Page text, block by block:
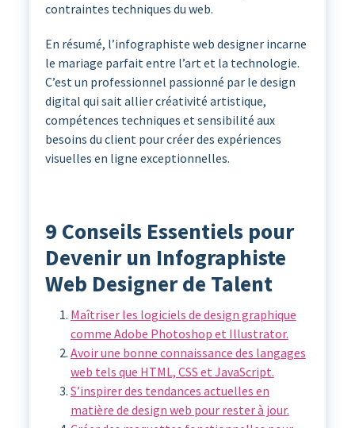
contraintes techniques du web.
En résumé, l’infographiste web designer incarne
le mariage parfait entre l’art et la technologie.
C’est un professionnel passionné par le design
digital qui sait allier créativité artistique,
compétences techniques et sensibilité aux
besoins du client pour créer des expériences
visuelles en ligne exceptionnelles.
9 Conseils Essentiels pour
Devenir un Infographiste
Web Designer de Talent
Maîtriser les logiciels de design graphique
comme Adobe Photoshop et Illustrator.
Avoir une bonne connaissance des langages
web tels que HTML, CSS et JavaScript.
S’inspirer des tendances actuelles en
matière de design web pour rester à jour.